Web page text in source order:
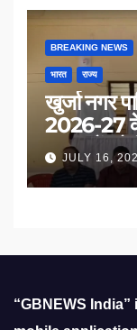
BREAKING NEWS
भारत राज्य
खुर्जा नगर
2026-27
प्रस्तावों को
JULY 16,
“GBNEWS